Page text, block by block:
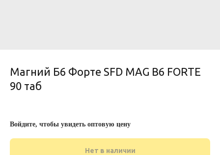
Магний Б6 Форте SFD MAG B6 FORTE
90 таб
Войдите, чтобы увидеть оптовую цену
Нет в наличии